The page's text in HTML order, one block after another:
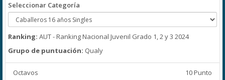
Seleccionar Categoría
Ranking: AUT - Ranking Nacional Juvenil Grado 1, 2 y 3 2024
Grupo de puntuación: Qualy
Octavos 10 Punto